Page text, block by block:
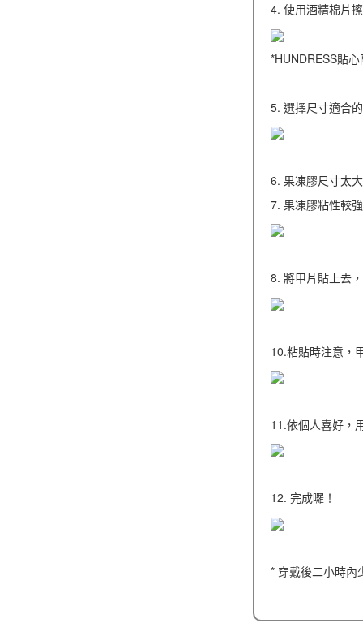
4. 使用酒精棉片
*HUNDRESS貼
5. 選擇尺寸適合
6. 果凍膠尺寸太
7. 果凍膠粘性較
8. 將甲片貼上去
10.粘貼時注意，
11.依個人喜好，
12. 完成囉！
* 穿戴後二小時內